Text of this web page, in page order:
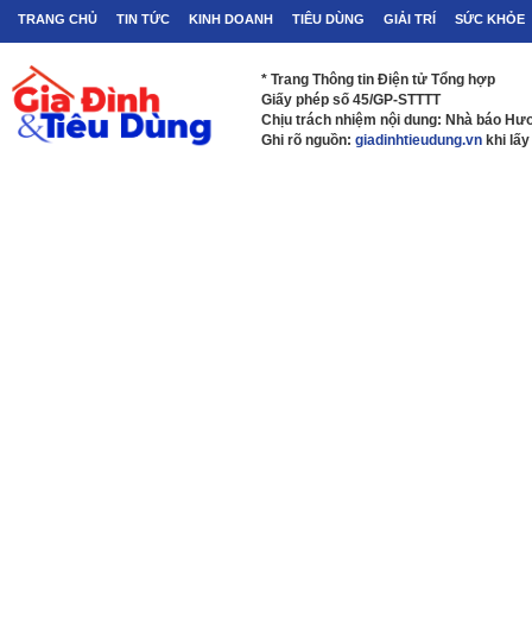
TRANG CHỦ TIN TỨC KINH DOANH TIÊU DÙNG GIẢI TRÍ SỨC KHỎE
* Trang Thông tin Điện tử Tổng hợp
Giấy phép số 45/GP-STTTT
Chịu trách nhiệm nội dung: Nhà báo
Ghi rõ nguồn: giadinhtieudung.vn khi